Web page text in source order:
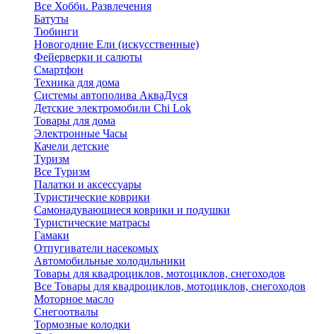
Все Хобби. Развлечения
Батуты
Тюбинги
Новогодние Ели (искусственные)
Фейерверки и салюты
Смартфон
Техника для дома
Системы автополива АкваДуся
Детские электромобили Chi Lok
Товары для дома
Электронные Часы
Качели детские
Туризм
Все Туризм
Палатки и аксессуары
Туристические коврики
Самонадувающиеся коврики и подушки
Туристические матрасы
Гамаки
Отпугиватели насекомых
Автомобильные холодильники
Товары для квадроциклов, мотоциклов, снегоходов
Все Товары для квадроциклов, мотоциклов, снегоходов
Моторное масло
Снегоотвалы
Тормозные колодки